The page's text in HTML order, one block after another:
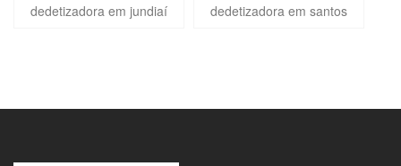
dedetizadora em jundiaí dedetizadora em santos